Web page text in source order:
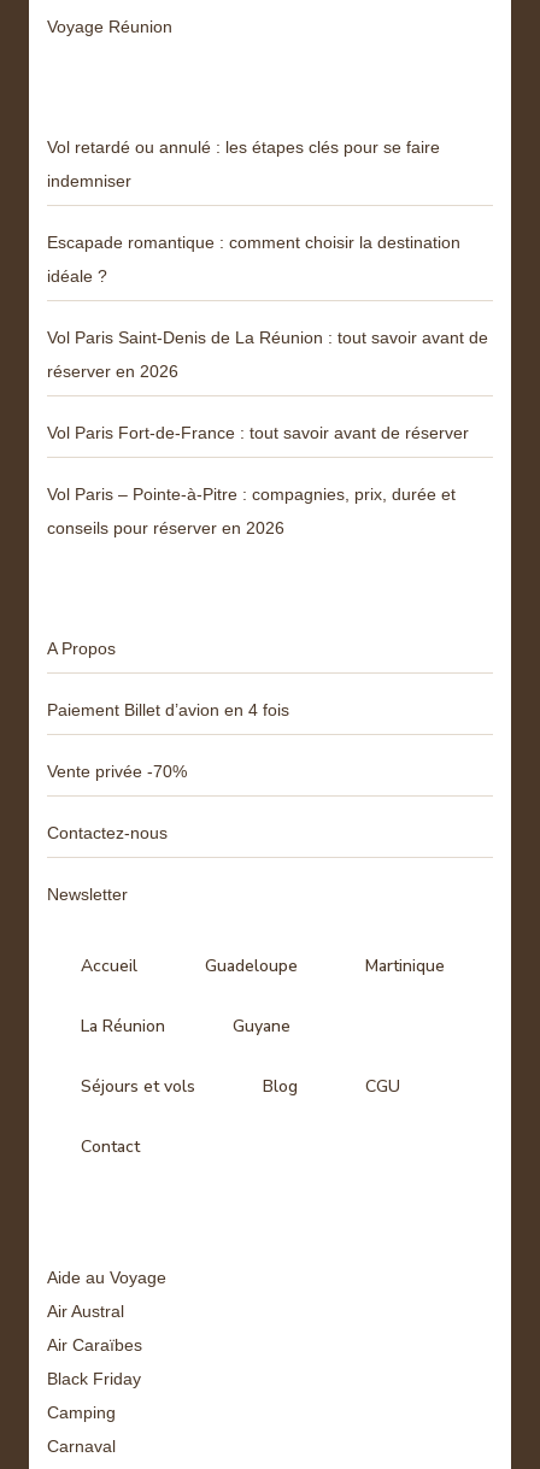
Voyage Réunion
Vol retardé ou annulé : les étapes clés pour se faire
indemniser
Escapade romantique : comment choisir la destination
idéale ?
Vol Paris Saint-Denis de La Réunion : tout savoir avant de
réserver en 2026
Vol Paris Fort-de-France : tout savoir avant de réserver
Vol Paris – Pointe-à-Pitre : compagnies, prix, durée et
conseils pour réserver en 2026
A Propos
Paiement Billet d’avion en 4 fois
Vente privée -70%
Contactez-nous
Newsletter
Accueil Guadeloupe Martinique
La Réunion Guyane
Séjours et vols Blog CGU
Contact
Aide au Voyage
Air Austral
Air Caraïbes
Black Friday
Camping
Carnaval